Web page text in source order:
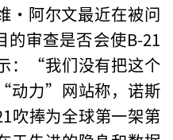
·阿尔文最近在被问
的审查是否会使B-21
：“我们没有把这个
动力”网站称，诺斯
吹捧为全球第一架第